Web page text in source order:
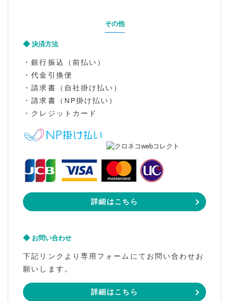
その他
決済方法
・銀行振込（前払い）
・代金引換便
・請求書（自社掛け払い）
・請求書（NP掛け払い）
・クレジットカード
詳細はこちら
お問い合わせ
下記リンクより専用フォームにてお問い合わせお
願いします。
詳細はこちら